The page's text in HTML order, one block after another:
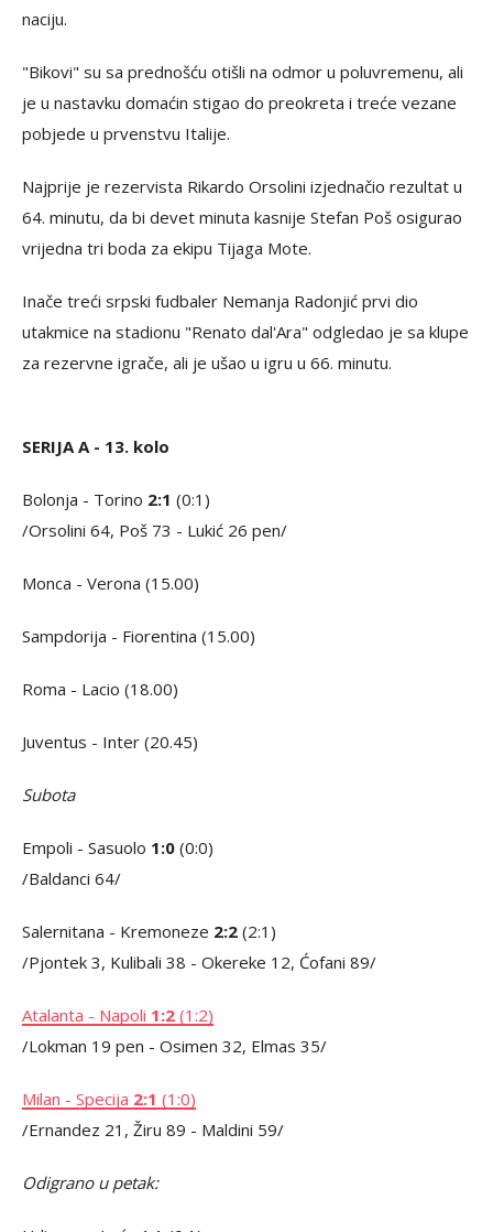
naciju.
"Bikovi" su sa prednošću otišli na odmor u poluvremenu, ali
je u nastavku domaćin stigao do preokreta i treće vezane
pobjede u prvenstvu Italije.
Najprije je rezervista Rikardo Orsolini izjednačio rezultat u
64. minutu, da bi devet minuta kasnije Stefan Poš osigurao
vrijedna tri boda za ekipu Tijaga Mote.
Inače treći srpski fudbaler Nemanja Radonjić prvi dio
utakmice na stadionu "Renato dal'Ara" odgledao je sa klupe
za rezervne igrače, ali je ušao u igru u 66. minutu.
SERIJA A - 13. kolo
Bolonja - Torino 2:1 (0:1)
/Orsolini 64, Poš 73 - Lukić 26 pen/
Monca - Verona (15.00)
Sampdorija - Fiorentina (15.00)
Roma - Lacio (18.00)
Juventus - Inter (20.45)
Subota
Empoli - Sasuolo 1:0 (0:0)
/Baldanci 64/
Salernitana - Kremoneze 2:2 (2:1)
/Pjontek 3, Kulibali 38 - Okereke 12, Ćofani 89/
Atalanta - Napoli 1:2 (1:2)
/Lokman 19 pen - Osimen 32, Elmas 35/
Milan - Specija 2:1 (1:0)
/Ernandez 21, Žiru 89 - Maldini 59/
Odigrano u petak: